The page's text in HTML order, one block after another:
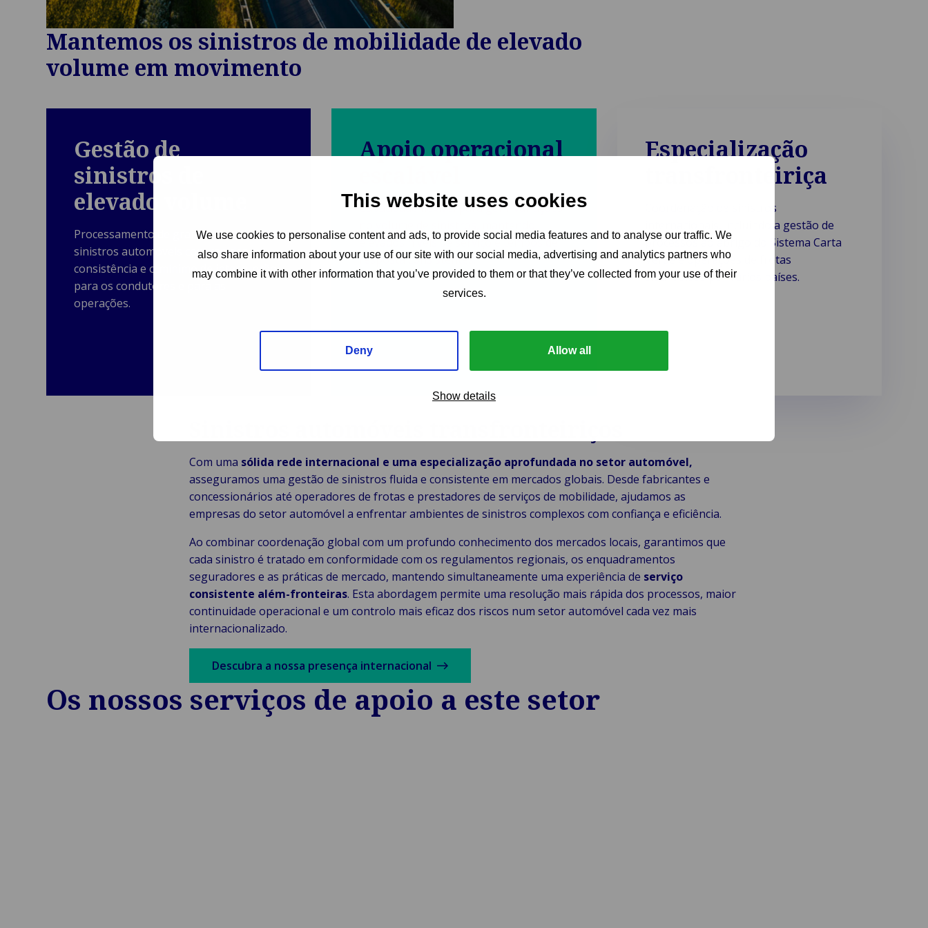
This website uses cookies
We use cookies to personalise content and ads, to provide social media features and to analyse our traffic. We
also share information about your use of our site with our social media, advertising and analytics partners who
may combine it with other information that you’ve provided to them or that they’ve collected from your use of their
services.
Deny Allow all
Show details
Mantemos os sinistros de mobilidade de elevado
volume em movimento
Gestão de
sinistros de
elevado volume
Processamento de grandes volumes de
sinistros automóveis com rapidez,
consistência e o mínimo de interrupção
para os condutores e para as
operações.
Apoio operacional
Capacidade flexível para gerir variações
elevados níveis de serviço e tempos de
resposta consistentes.
Especialização
transfronteiriça
Coordenação de sinistros
internacionais, incluindo a gestão de
processos ao abrigo do Sistema Carta
Verde e operações de frotas
distribuídas por vários países.
Com uma sólida rede internacional e uma especialização aprofundada no setor automóvel,
asseguramos uma gestão de sinistros fluida e consistente em mercados globais. Desde fabricantes e
concessionários até operadores de frotas e prestadores de serviços de mobilidade, ajudamos as
empresas do setor automóvel a enfrentar ambientes de sinistros complexos com confiança e eficiência.
Ao combinar coordenação global com um profundo conhecimento dos mercados locais, garantimos que
cada sinistro é tratado em conformidade com os regulamentos regionais, os enquadramentos
seguradores e as práticas de mercado, mantendo simultaneamente uma experiência de serviço
consistente além-fronteiras. Esta abordagem permite uma resolução mais rápida dos processos, maior
continuidade operacional e um controlo mais eficaz dos riscos num setor automóvel cada vez mais
internacionalizado.
Descubra a nossa presença internacional
Os nossos serviços de apoio a este setor